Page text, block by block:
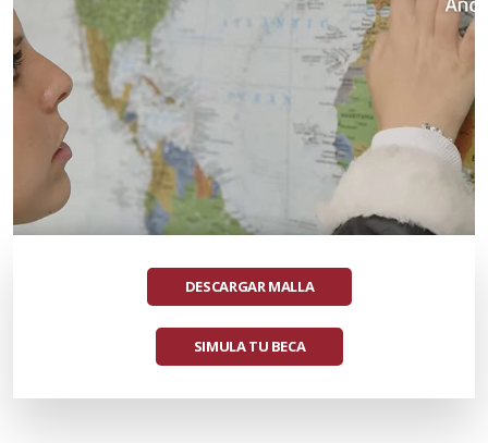
DESCARGAR MALLA
SIMULA TU BECA